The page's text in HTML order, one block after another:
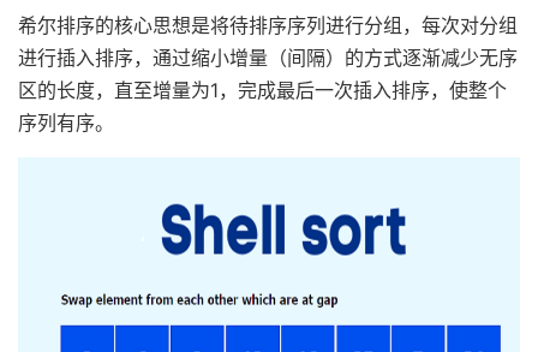
希尔排序的核心思想是将待排序序列进行分组，每次对分组
进行插入排序，通过缩小增量（间隔）的方式逐渐减少无序
区的长度，直至增量为1，完成最后一次插入排序，使整个
序列有序。